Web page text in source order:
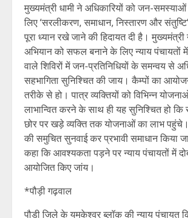
मुख्यमंत्री धामी ने अधिकारियों को जन-
लिए ‘सरलीकरण, समाधान, निस्तारण और
पूरा ध्यान रखे जाने की हिदायत दी है।
अभियान को सफल बनाने के लिए न्याय पंचायतों
वाले शिविरों में जन-प्रतिनिधियों के समन्वय से
सहभागिता सुनिश्चित की जाय। कैम्पों का
तरीके से हो। पात्र व्यक्तियों को विभिन्न
लाभान्वित करने के साथ ही यह सुनिश्चित हो
छोर पर खड़े व्यक्ति तक योजनाओं का लाभ
की समुचित सुनवाई कर प्रभावी समाधान किया
कहा कि आवश्यकता पड़ने पर न्याय पंचायतों में
आयोजित किए जांय।
*पौड़ी गढ़वाल
पौड़ी जिले के यमकेश्वर ब्लॉक की न्याय पंचायत